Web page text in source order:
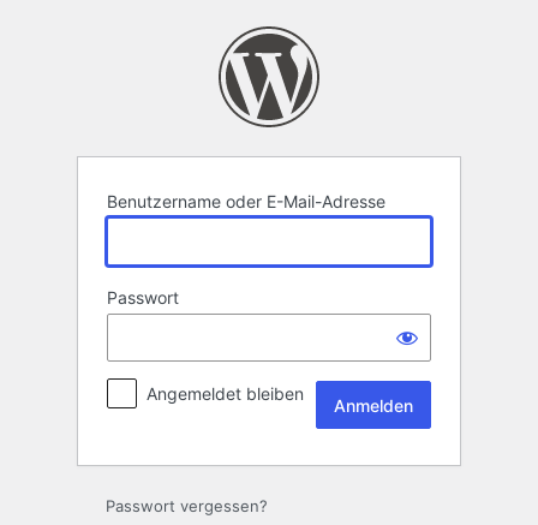
Benutzername oder E-Mail-Adresse
Passwort
Angemeldet bleiben
Passwort vergessen?